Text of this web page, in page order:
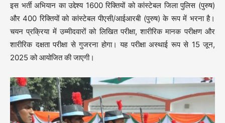
इस भर्ती अभियान का उद्देश्य 1600 रिक्तियों को कांस्टेबल जिला पुलिस (पुरुष)
और 400 रिक्तियों को कांस्टेबल पीएसी/आईआरबी (पुरुष) के रूप में भरना है।
चयन प्रक्रिया में उम्मीदवारों को लिखित परीक्षा, शारीरिक मानक परीक्षण और
शारीरिक दक्षता परीक्षा से गुजरना होगा। यह परीक्षा अस्थाई रूप से 15 जून,
2025 को आयोजित की जाएगी।